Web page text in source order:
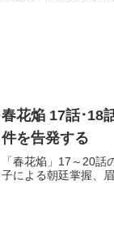
春花焔 17話･18
件を告発する
「春花焔」17～20
子による朝廷掌握、